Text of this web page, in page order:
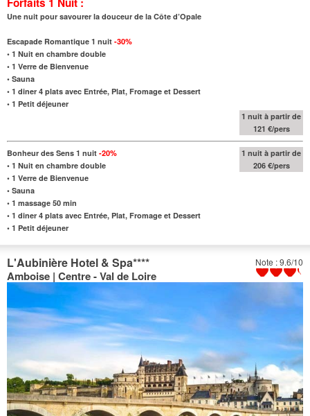
Une nuit pour savourer la douceur de la Côte d’Opale
Escapade Romantique 1 nuit -30%
• 1 Nuit en chambre double
• 1 Verre de Bienvenue
• Sauna
• 1 diner 4 plats avec Entrée, Plat, Fromage et Dessert
• 1 Petit déjeuner
1 nuit à partir de
121 €/pers
Bonheur des Sens 1 nuit -20%
• 1 Nuit en chambre double
• 1 Verre de Bienvenue
• Sauna
• 1 massage 50 min
• 1 diner 4 plats avec Entrée, Plat, Fromage et Dessert
• 1 Petit déjeuner
1 nuit à partir de
206 €/pers
Note : 9.6/10
L'Aubinière Hotel & Spa****
Amboise | Centre - Val de Loire